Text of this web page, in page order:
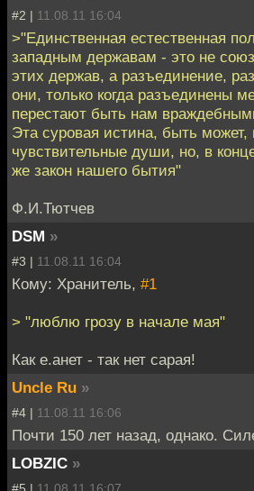
#2 | 11.08.11 16:04
>"Единственная естественная
западным державам - это не
этих держав, а разъединение,
они, только когда разъединены
перестают быть нам
Эта суровая истина, быть может,
чувствительные души, но, в
же закон нашего бытия"
Ф.И.Тютчев
DSM »
#3 | 11.08.11 16:04
Кому: Хранитель, #1
> "люблю грозу в начале мая"
Как е.анет - так нет сарая!
Uncle Ru »
#4 | 11.08.11 16:06
Почти 150 лет назад, однако.
LOBZIC »